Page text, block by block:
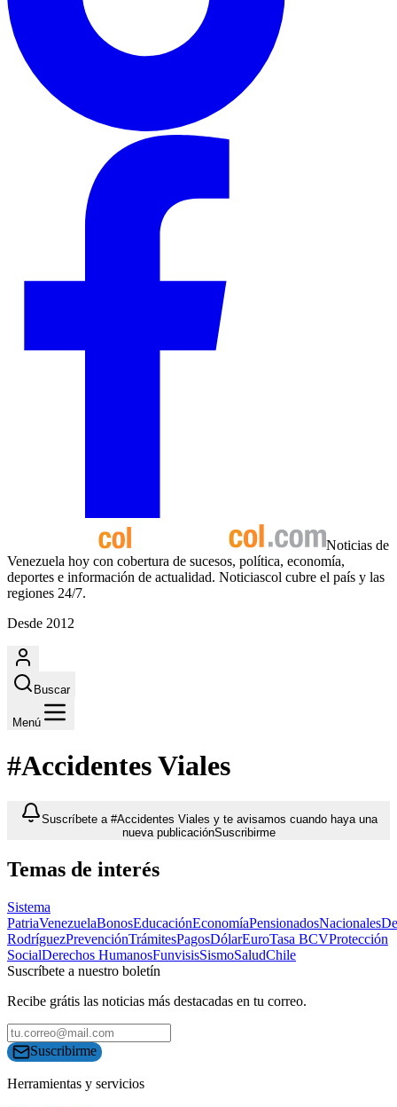
Noticias de
Venezuela hoy con cobertura de sucesos, política, economía,
deportes e información de actualidad. Noticiascol cubre el país y las
regiones 24/7.
Desde 2012
Buscar
Menú
#Accidentes Viales
Suscríbete a #Accidentes Viales y te avisamos cuando haya una
nueva publicaciónSuscribirme
Temas de interés
Sistema
PatriaVenezuelaBonosEducaciónEconomíaPensionadosNacionales
RodríguezPrevenciónTrámitesPagosDólarEuroTasa BCVProtección
SocialDerechos HumanosFunvisisSismoSaludChile
Suscríbete a nuestro boletín
Recibe grátis las noticias más destacadas en tu correo.
Suscribirme
Herramientas y servicios